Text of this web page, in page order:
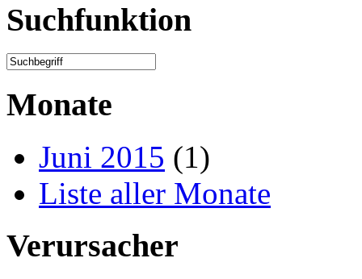
Suchfunktion
Monate
Juni 2015 (1)
Liste aller Monate
Verursacher